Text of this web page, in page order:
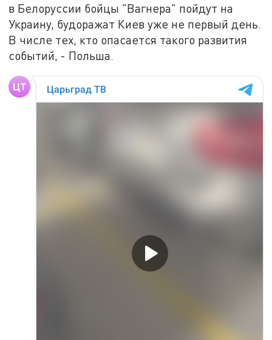
в Белоруссии бойцы "Вагнера" пойдут на
Украину, будоражат Киев уже не первый день.
В числе тех, кто опасается такого развития
событий, - Польша.